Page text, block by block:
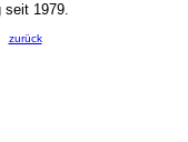
seit 1979.
zurück